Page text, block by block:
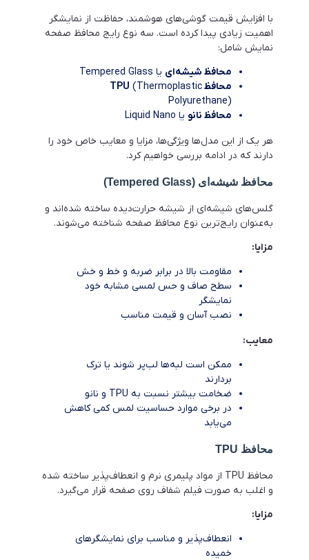
با افزایش قیمت گوشی‌های هوشمند، حفاظت از نمایشگر
اهمیت زیادی پیدا کرده است. سه نوع رایج محافظ صفحه
نمایش شامل:
محافظ شیشه‌ای یا Tempered Glass
محافظ TPU(Thermoplastic
Polyurethane)
محافظ نانو یا Liquid Nano
هر یک از این مدل‌ها ویژگی‌ها، مزایا و معایب خاص خود را
دارند که در ادامه بررسی خواهیم کرد.
محافظ شیشه‌ای (Tempered Glass)
گلس‌های شیشه‌ای از شیشه حرارت‌دیده ساخته شده‌اند و
به‌عنوان رایج‌ترین نوع محافظ صفحه شناخته می‌شوند.
مزایا:
مقاومت بالا در برابر ضربه و خط و خش
سطح صاف و حس لمسی مشابه خود
نمایشگر
نصب آسان و قیمت مناسب
معایب:
ممکن است لبه‌ها لب‌پر شوند یا ترک
بردارند
ضخامت بیشتر نسبت به TPU و نانو
در برخی موارد حساسیت لمس کمی کاهش
می‌یابد
محافظ TPU
محافظ TPU از مواد پلیمری نرم و انعطاف‌پذیر ساخته شده
و اغلب به صورت فیلم شفاف روی صفحه قرار می‌گیرد.
مزایا:
انعطاف‌پذیر و مناسب برای نمایشگرهای
خمیده